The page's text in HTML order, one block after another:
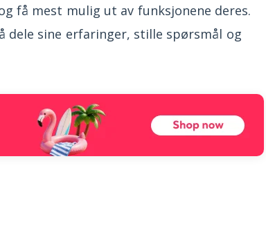
få mest mulig ut av funksjonene deres.
dele sine erfaringer, stille spørsmål og